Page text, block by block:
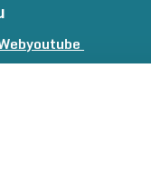
na
Facebooku
youtube